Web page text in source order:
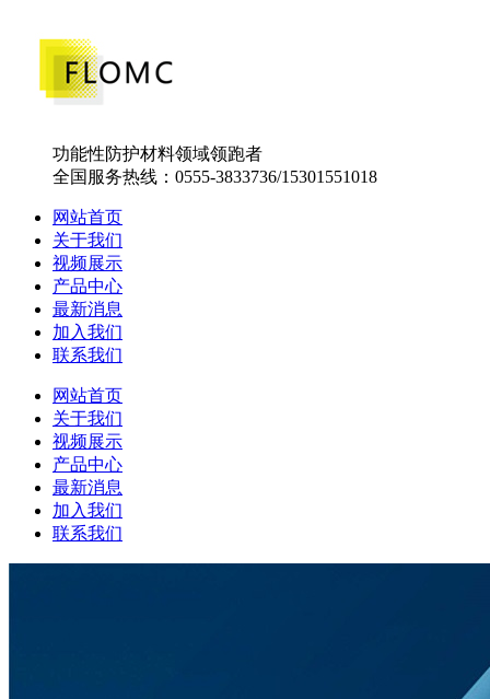
功能性防护材料领域领跑者
全国服务热线：0555-3833736/15301551018
网站首页
关于我们
视频展示
产品中心
最新消息
加入我们
联系我们
网站首页
关于我们
视频展示
产品中心
最新消息
加入我们
联系我们